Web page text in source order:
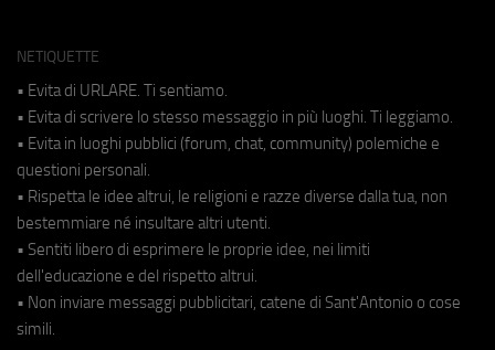
NETIQUETTE
• Evita di URLARE. Ti sentiamo.
• Evita di scrivere lo stesso messaggio in più luoghi. Ti leggiamo.
• Evita in luoghi pubblici (forum, chat, community) polemiche e
questioni personali.
• Rispetta le idee altrui, le religioni e razze diverse dalla tua, non
bestemmiare né insultare altri utenti.
• Sentiti libero di esprimere le proprie idee, nei limiti
dell'educazione e del rispetto altrui.
• Non inviare messaggi pubblicitari, catene di Sant'Antonio o cose
simili.